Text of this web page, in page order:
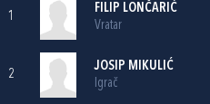
1
FILIP LONČARIĆ
Vratar
2
JOSIP MIKULIĆ
Igrač